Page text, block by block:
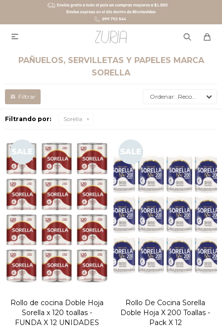

PAÑUELOS, SERVILLETAS Y PAPELES MARCA
SORELLA
Recomendados
Filtrando por: Sorella
Rollo de cocina Doble Hoja
Sorella x 120 toallas -
FUNDA X 12 UNIDADES
Rollo De Cocina Sorella
Doble Hoja X 200 Toallas -
Pack X 12